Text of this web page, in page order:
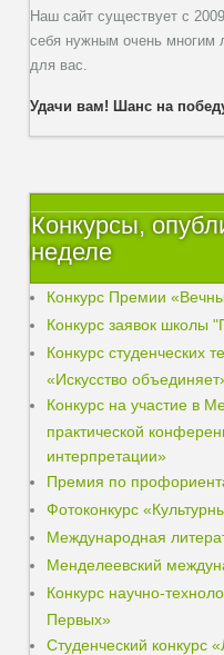
Наш сайт существует с
себя нужным очень
для вас.
Удачи вам! Шанс на
Конкурсы,
неделе
Конкурс Премии
Конкурс заявок школы
Конкурс студенческих
«Искусство
Конкурс на участие в
практической
интерпретации»
Премия по
Фотоконкурс
Международная
Менделеевский
Конкурс научно-
Первых»
Студенческий конкурс